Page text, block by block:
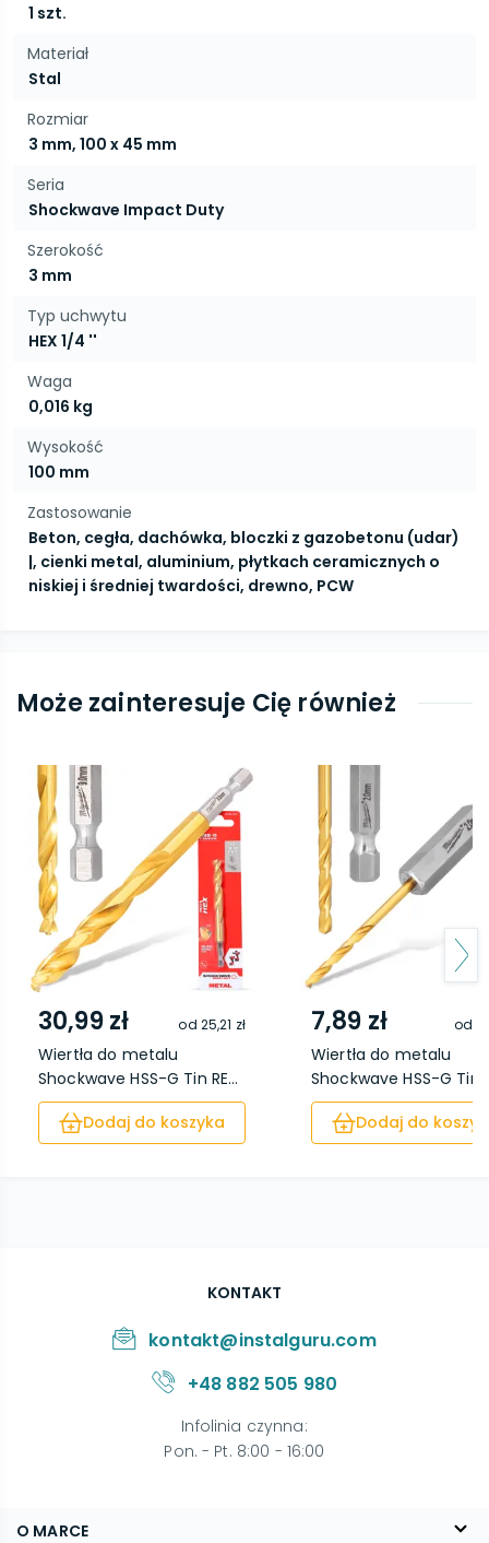
1 szt.
Materiał
Stal
Rozmiar
3 mm, 100 x 45 mm
Seria
Shockwave Impact Duty
Szerokość
3 mm
Typ uchwytu
HEX 1/4 ''
Waga
0,016 kg
Wysokość
100 mm
Zastosowanie
Beton, cegła, dachówka, bloczki z gazobetonu (udar)
|, cienki metal, aluminium, płytkach ceramicznych o
niskiej i średniej twardości, drewno, PCW
Może zainteresuje Cię również
30,99 zł od 25,21 zł
Wiertła do metalu
Shockwave HSS-G Tin RE...
Dodaj do koszyka
7,89 zł od
Wiertła do metalu
Shockwave HSS-G Tin
Dodaj do
O MARCE
KONTAKT
kontakt@instalguru.com
+48 882 505 980
Infolinia czynna:
Pon. - Pt. 8:00 - 16:00